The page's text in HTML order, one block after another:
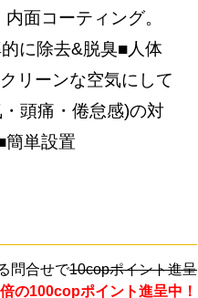
面コーティング。
に除去&脱臭■人体
リーンな空気にして
頭痛・倦怠感)の対
簡単設置
問合せで10copポイント進呈
の100copポイント進呈中！